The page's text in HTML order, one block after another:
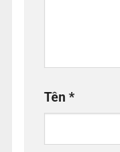
Tên *